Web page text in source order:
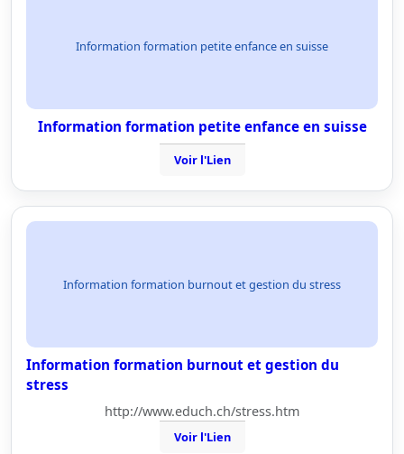
Information formation petite enfance en suisse
Information formation petite enfance en suisse
Voir l'Lien
Information formation burnout et gestion du stress
Information formation burnout et gestion du
stress
http://www.educh.ch/stress.htm
Voir l'Lien